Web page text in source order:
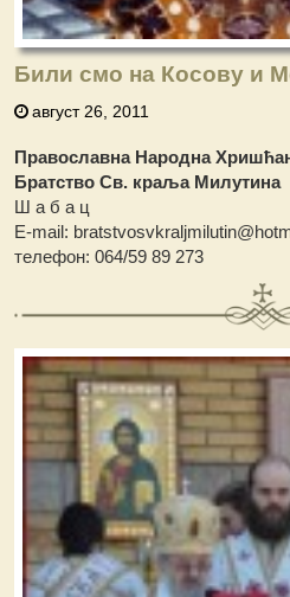
Били смо на Косову и
август 26, 2011
Православна Народна
Братство Св. краља Милутина
Ш а б а ц
Е-mail:
телефон: 064/59 89 273